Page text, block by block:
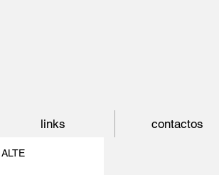
ALTE
links contactos